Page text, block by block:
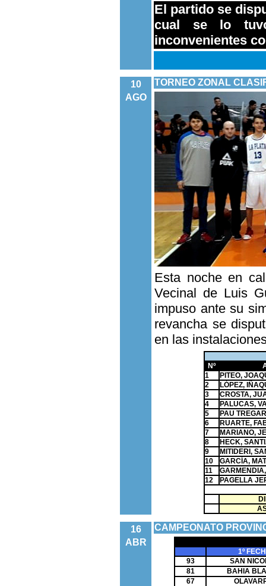
El partido se
cual se lo
inconvenientes
10
AGO
TORNEO ZONAL
Esta noche en
Vecinal de Luis
impuso ante su
revancha se
en las
Nº
1
PITEO,
2
LÓPEZ,
3
CROSTA,
4
PALUCAS,
5
PAU
6
RUARTE,
7
MARIANO,
8
HECK,
9
MITIDERI,
10
GARCÍA,
11
12
PAGELLA
16
ABR
CAMPEONATO
1º
93
SAN
81
BAHIA
67